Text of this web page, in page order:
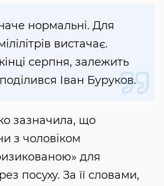
нормальні. Для
вистачає.
серпня, залежить
Іван Буруков.
зазначила, що
з чоловіком
для
посуху. За її словами,